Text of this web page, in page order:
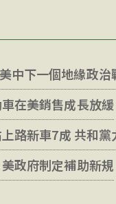
中下一個地緣政治
在美銷售成長放緩
路新車7成 共和黨
政府制定補助新規